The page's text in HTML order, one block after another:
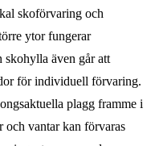
skoförvaring och
ytor fungerar
skohylla även går att
för individuell förvaring.
plagg framme i
och vantar kan förvaras